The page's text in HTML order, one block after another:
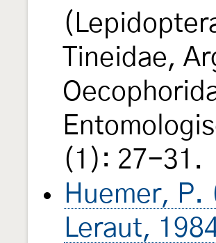
Tineidae,
(1): 27-31.
Huemer, P.
Leraut,